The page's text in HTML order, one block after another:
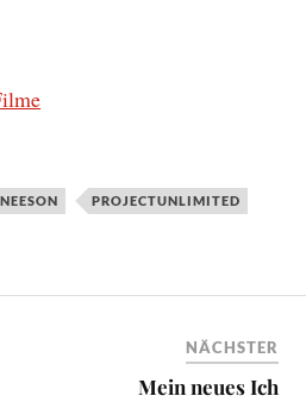
PROJECTUNLIMITED
NÄCHSTER
Mein neues Ich